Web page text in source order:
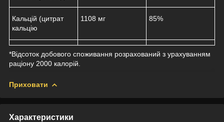
Кальцій (цитрат
кальцію
1108 мг 85%
*Відсоток добового споживання розрахований з урахуванням
раціону 2000 калорій.
Приховати
Характеристики